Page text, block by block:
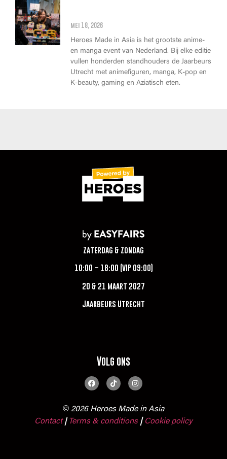
mei 18, 2026
Heroes Made in Asia is het grootste anime-
en manga event van Nederland. Bij elke editie
vullen honderden standhouders de Jaarbeurs
Utrecht met animefiguren, manga, K-pop en
K-beauty, gaming en Aziatisch eten.
Zaterdag & Zondag
10:00 – 18:00 (VIP 09:00)
20 & 21 maart 2027
Jaarbeurs Utrecht
Volg ons
© 2026 Heroes Made in Asia
Contact | Terms & conditions | Cookie policy